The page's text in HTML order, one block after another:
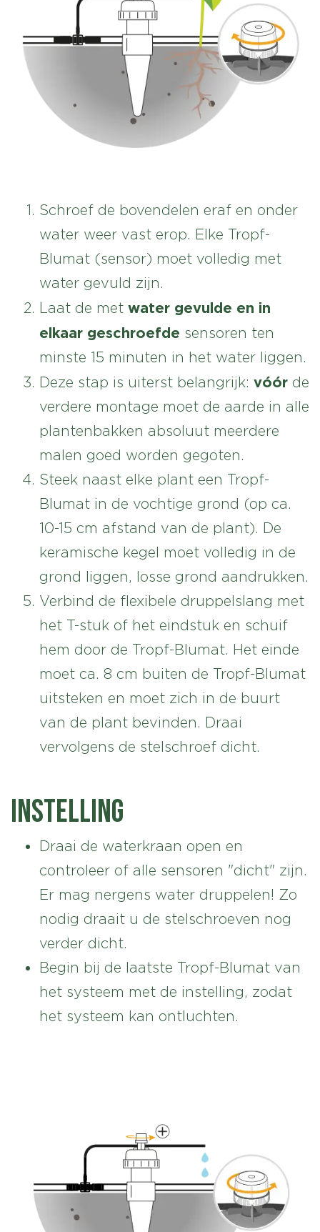
Schroef de bovendelen eraf en onder
water weer vast erop. Elke Tropf-
Blumat (sensor) moet volledig met
water gevuld zijn.
Laat de met water gevulde en in
elkaar geschroefde sensoren ten
minste 15 minuten in het water liggen.
Deze stap is uiterst belangrijk: vóór de
verdere montage moet de aarde in alle
plantenbakken absoluut meerdere
malen goed worden gegoten.
Steek naast elke plant een Tropf-
Blumat in de vochtige grond (op ca.
10-15 cm afstand van de plant). De
keramische kegel moet volledig in de
grond liggen, losse grond aandrukken.
Verbind de flexibele druppelslang met
het T-stuk of het eindstuk en schuif
hem door de Tropf-Blumat. Het einde
moet ca. 8 cm buiten de Tropf-Blumat
uitsteken en moet zich in de buurt
van de plant bevinden. Draai
vervolgens de stelschroef dicht.
INSTELLING
Draai de waterkraan open en
controleer of alle sensoren "dicht" zijn.
Er mag nergens water druppelen! Zo
nodig draait u de stelschroeven nog
verder dicht.
Begin bij de laatste Tropf-Blumat van
het systeem met de instelling, zodat
het systeem kan ontluchten.